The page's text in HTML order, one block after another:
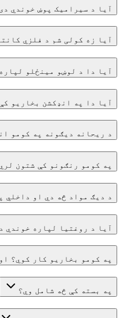
آیا د سیرامیک پوښ خوندي
آیا زه کولی شم د فلزي
آیا دا د لوښو مینځلو
آیا دا په انډکشن بخاریو
د ریحانه دیګونه په کومو
په کومو رنګونو کې شتون
د دیګ مواد څه دي او داخلي
آیا د روغتیا لپاره خوندي
په کومو بخاريو کار کوي؟
په بسته کې څه شامل وي؟